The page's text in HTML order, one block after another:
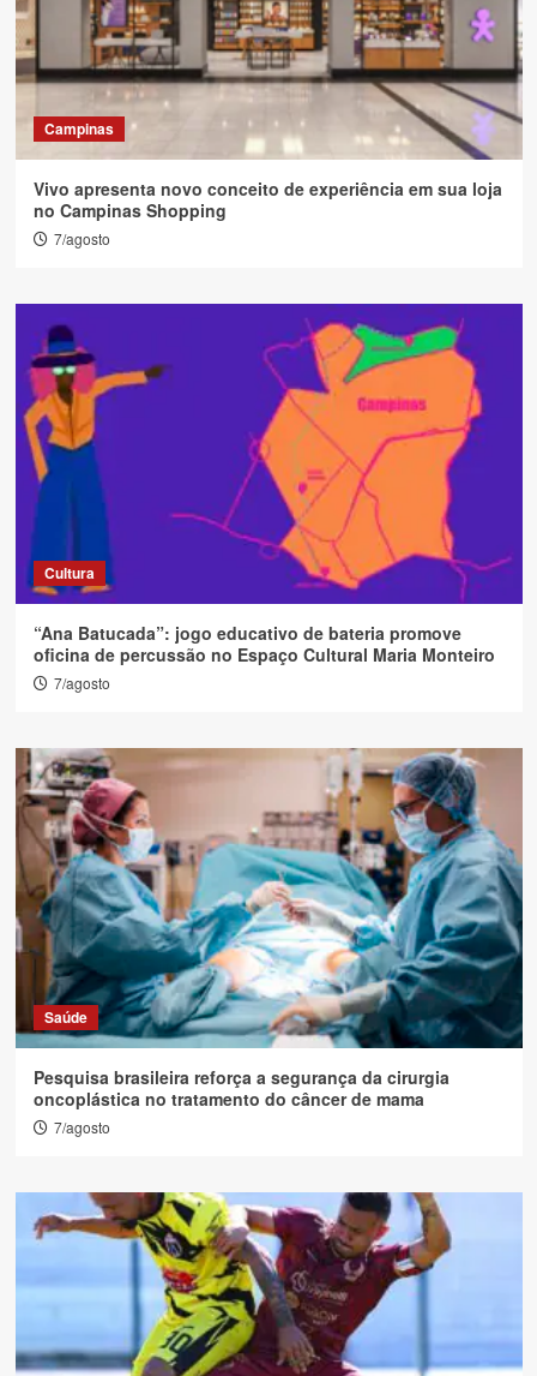
Campinas
Vivo apresenta novo conceito de experiência em sua loja
no Campinas Shopping
7/agosto
Cultura
“Ana Batucada”: jogo educativo de bateria promove
oficina de percussão no Espaço Cultural Maria Monteiro
7/agosto
Saúde
Pesquisa brasileira reforça a segurança da cirurgia
oncoplástica no tratamento do câncer de mama
7/agosto